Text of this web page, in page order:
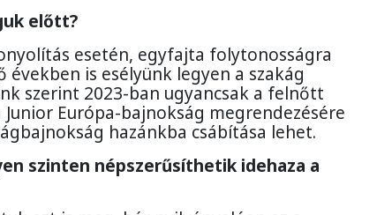
előtt?
esetén, egyfajta folytonosságra
is esélyünk legyen a szakág
szerint 2023-ban ugyancsak a felnőtt
Európa-bajnokság megrendezésére
hazánkba csábítása lehet.
szinten népszerűsíthetik idehaza a